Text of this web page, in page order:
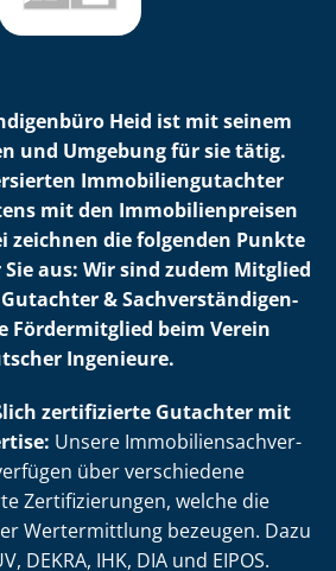
Heid ist mit seinem
und Umgebung für sie tätig.
Im­mo­bi­li­en­gut­ach­ter
mit den Im­mo­bi­li­en­prei­sen
zeichnen die folgenden Punkte
aus: Wir sind zudem Mitglied
& Sach­ver­stän­di­gen­
Fördermitglied beim Verein
Ingenieure.
zertifizierte Gutachter mit
Unsere Im­mo­bi­li­en­sach­ver­
über verschiedene
Zer­ti­fi­zie­run­gen, welche die
Wertermittlung bezeugen. Dazu
DEKRA, IHK, DIA und EIPOS.